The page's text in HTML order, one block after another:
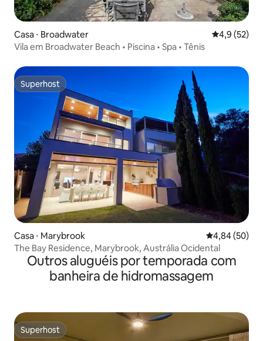
Casa ⋅ Broadwater 4,9 de uma
4,9 (52)
Vila em Broadwater Beach • Piscina • Spa • Tênis
Superhost
Superhost
Casa ⋅ Marybrook 4,84 de uma
4,84 (50)
The Bay Residence, Marybrook, Austrália Ocidental
Outros aluguéis por temporada com
banheira de hidromassagem
Superhost
Superhost